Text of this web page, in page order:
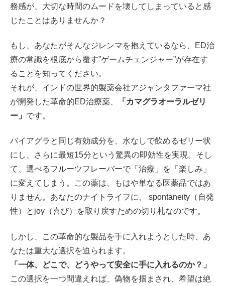
務感が、大切な時間のムードを壊してしまっていると感
じたことはありませんか？
もし、あなたがそんなジレンマを抱えているなら、ED治
療の常識を根底から覆す”ゲームチェンジャー”が存在す
ることを知ってください。
それが、インドの世界的製薬会社アジャンタファーマ社
が開発した革命的ED治療薬、
「カマグラオーラルゼリ
ー」 です。
バイアグラと同じ有効成分を、 水なしで飲めるゼリー状
にし、さらに最短15分という驚異の即効性を実現。そし
て、選べるフルーツフレーバーで「治療」を「楽しみ」
に変えてしまう。この薬は、もはや単なる医薬品ではあ
りません。あなたのナイトライフに、
spontaneity（自発
性）とjoy（喜び）を取り戻すための切り札なのです。
しかし、この革命的な製品を手に入れようとした時、あ
なたは重大な選択を迫られます。
「一体、どこで、どうやって安全に手に入れるのか？」
この選択を一つ間違えれば、偽物を掴まされ、希望は絶